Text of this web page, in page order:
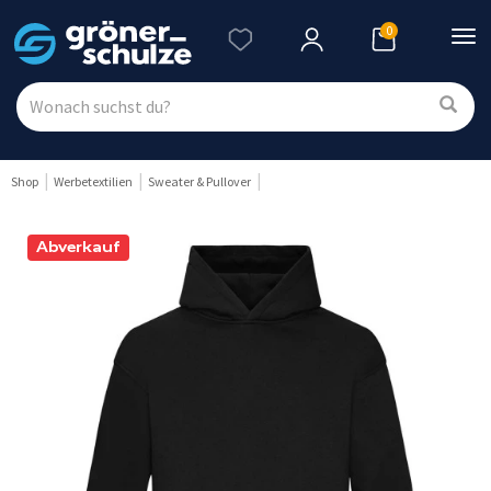
0
Shop Werbetextilien Sweater & Pullover
Abverkauf